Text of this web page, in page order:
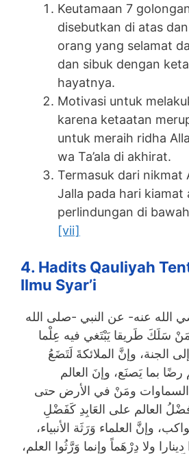
Keutamaan 7
disebutkan di atas
orang yang selamat
dan sibuk dengan
hayatnya.
Motivasi untuk
karena ketaatan
untuk meraih ridha
wa Ta’ala di akhirat.
Termasuk dari nikmat
Jalla pada hari kiamat
perlindungan di
[vii]
4. Hadits Qauliyah
Ilmu Syar’i
سَلَكَ طَريقا يَبْتَغي فيه عِلْما
الجنة، وإنَّ الملائكةَ لَتَضَعُ
رضًا بما يَصنَع، وإنَ العالم
ومَنْ في الأرض حتى
العالم على العَابِدِ كَفَضْلِ
وإنَّ العلماء وَرَثَة الأنبياء،
دينارا ولا دِرْهَماً وإنما وَرَّثُوا العلم،